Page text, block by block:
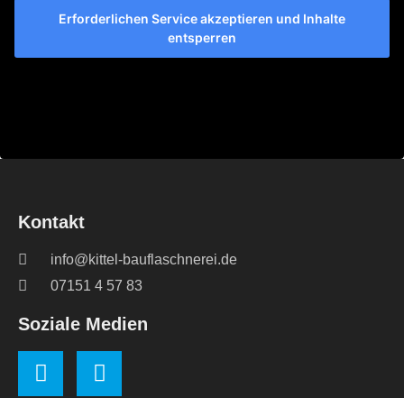
Erforderlichen Service akzeptieren und Inhalte
entsperren
Kontakt
info@kittel-bauflaschnerei.de
07151 4 57 83
Soziale Medien